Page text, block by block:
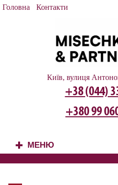
Головна Контакти
Київ, вулиця
+38 (044)
+380 99
+ МЕНЮ